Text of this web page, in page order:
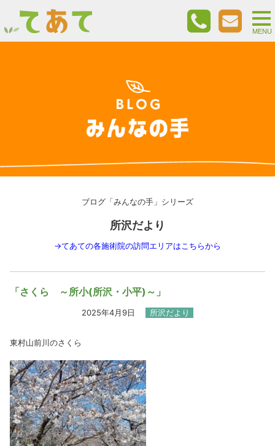
ブログ「みんなの手」シリーズ
所沢だより
→てあての各施術院の訪問エリアはこちらから
「さくら ～所小(所沢・小平)～」
2025年4月9日 所沢だより
東村山前川のさくら
MENU